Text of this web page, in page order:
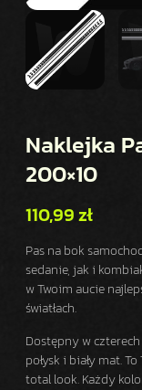
Naklejka
200×10
110,99zł
Pas na bok
sedanie, jak i
w Twoim aucie
światłach.
Dostępny w
połysk i biały mat.
total look. Każdy